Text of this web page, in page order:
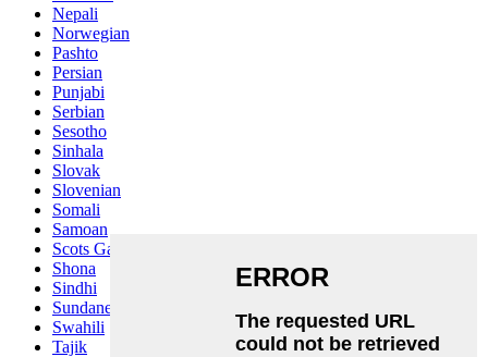
Nepali
Norwegian
Pashto
Persian
Punjabi
Serbian
Sesotho
Sinhala
Slovak
Slovenian
Somali
Samoan
Scots Gaelic
Shona
Sindhi
Sundanese
Swahili
Tajik